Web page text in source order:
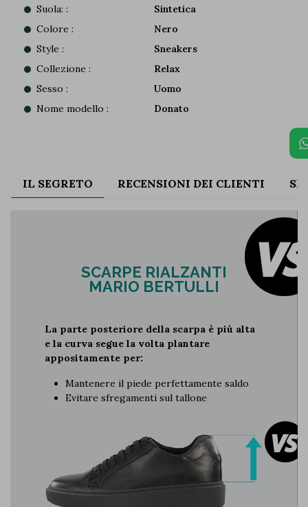
Suola: :
Sintetica
Colore :
Nero
Style :
Sneakers
Collezione :
Relax
Sesso :
Uomo
Nome modello :
Donato
IL SEGRETO RECENSIONI DEI CLIENTI
SCARPE RIALZANTI
MARIO BERTULLI
La parte posteriore della scarpa è più alta
e la curva segue la volta plantare
appositamente per:
Mantenere il piede perfettamente saldo
Evitare sfregamenti sul tallone